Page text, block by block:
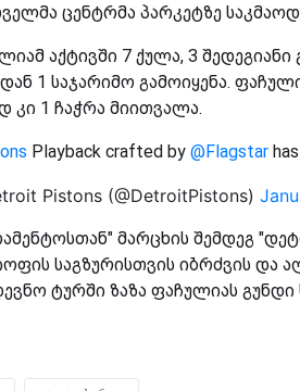
ცენტრმა პარკეტზე
აქტივში 7 ქულა, 3
1 საჯარიმო გამოიყენა.
კი 1 ჩაჭრა მიითვალა.
Playback crafted by @Flagstar
Pistons (@DetroitPistons)
მარცხის შემდეგ
საგზურისთვის იბრძვის და
ტურში ზაზა ფაჩულიას